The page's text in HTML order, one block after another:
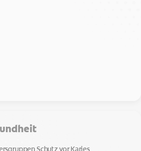
Schutz vor Karies